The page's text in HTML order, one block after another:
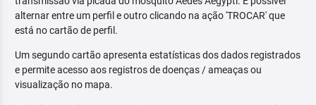
alternar entre um perfil e outro clicando na ação 'TROCAR' que
está no cartão de perfil.
Um segundo cartão apresenta estatísticas dos dados registrados
e permite acesso aos registros de doenças / ameaças ou
visualização no mapa.